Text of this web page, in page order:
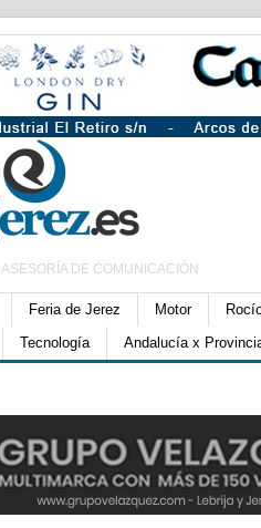
ASESORÍA DE COMUNICACIÓN
Feria de Jerez Motor
Tecnología Andalucía x